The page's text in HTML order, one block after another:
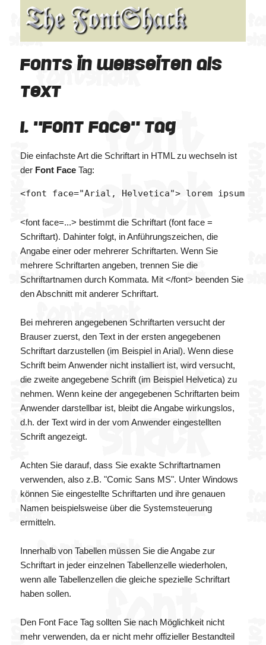
Fonts in Webseiten als
Text
1. "Font Face" Tag
Die einfachste Art die Schriftart in HTML zu wechseln ist
der Font FaceTag:
<font face=...> bestimmt die Schriftart (font face =
Schriftart). Dahinter folgt, in Anführungszeichen, die
Angabe einer oder mehrerer Schriftarten. Wenn Sie
mehrere Schriftarten angeben, trennen Sie die
Schriftartnamen durch Kommata. Mit </font> beenden Sie
den Abschnitt mit anderer Schriftart.
Bei mehreren angegebenen Schriftarten versucht der
Brauser zuerst, den Text in der ersten angegebenen
Schriftart darzustellen (im Beispiel in Arial). Wenn diese
Schrift beim Anwender nicht installiert ist, wird versucht,
die zweite angegebene Schrift (im Beispiel Helvetica) zu
nehmen. Wenn keine der angegebenen Schriftarten beim
Anwender darstellbar ist, bleibt die Angabe wirkungslos,
d.h. der Text wird in der vom Anwender eingestellten
Schrift angezeigt.
Achten Sie darauf, dass Sie exakte Schriftartnamen
verwenden, also z.B. "Comic Sans MS". Unter Windows
können Sie eingestellte Schriftarten und ihre genauen
Namen beispielsweise über die Systemsteuerung
ermitteln.
Innerhalb von Tabellen müssen Sie die Angabe zur
Schriftart in jeder einzelnen Tabellenzelle wiederholen,
wenn alle Tabellenzellen die gleiche spezielle Schriftart
haben sollen.
Den Font Face Tag sollten Sie nach Möglichkeit nicht
mehr verwenden, da er nicht mehr offizieller Bestandteil